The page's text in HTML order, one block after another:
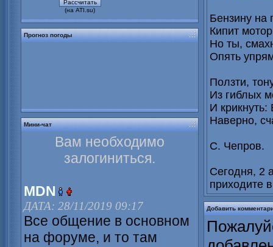
(на ATI.su)
Прогноз погоды
Мини-чат
Вам необходимо
залогиниться.
MDN
ДАТА: 28/11/2019 09:17
Все общение в основном
на форуме, и то там
Бензину на
Кипит
Но ты,
Опять
Ползти,
Из гиблых
И
Наверно,
С. Чепров.
Сегодня, 2
приходите
Добавить